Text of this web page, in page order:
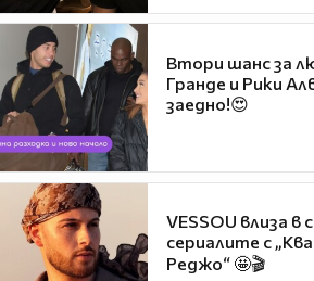
Втори шанс за
Гранде и Рики
заедно!😍
VESSOU влиза в
сериалите с
Реджо“ 🤩🎬